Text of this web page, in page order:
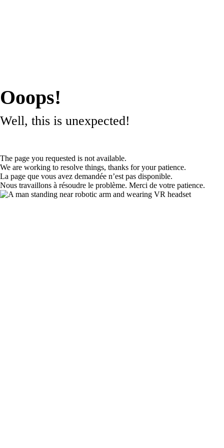
Ooops!
Well, this is unexpected!
The page you requested is not available.
We are working to resolve things, thanks for your patience.
La page que vous avez demandée n’est pas disponible.
Nous travaillons à résoudre le problème. Merci de votre patience.